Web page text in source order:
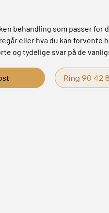
behandling som passer for
eller hva du kan forvente
og tydelige svar på de
Ring 90 42